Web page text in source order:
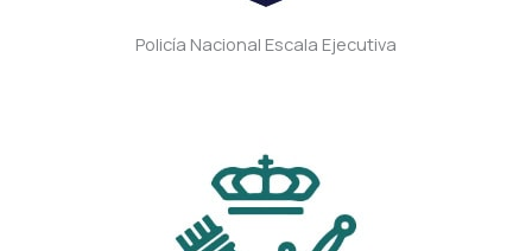
Policía Nacional Escala Ejecutiva